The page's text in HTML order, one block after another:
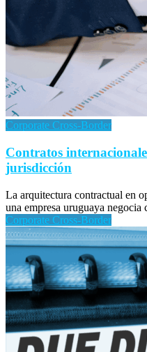
Corporate Cross-Border
Contratos
jurisdicción
La arquitectura contractual en
una empresa uruguaya negocia
Corporate Cross-Border